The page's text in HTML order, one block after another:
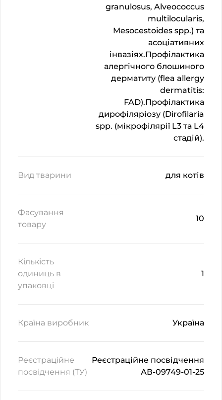
granulosus, Alveococcus
multilocularis,
Mesocestoides spp.) та
асоціативних
інвазіях.Профілактика
алергічного блошиного
дерматиту (flea allergy
dermatitis:
FAD).Профілактика
дирофіляріозу (Dirofilaria
spp. (мікрофілярії L3 та L4
стадій).
Вид тварини для котів
Фасування
товару
10
Кількість
одиниць в
упаковці
1
Країна виробник Україна
Реєстраційне
посвідчення (ТУ)
Реєстраційне посвідчення
АВ-09749-01-25